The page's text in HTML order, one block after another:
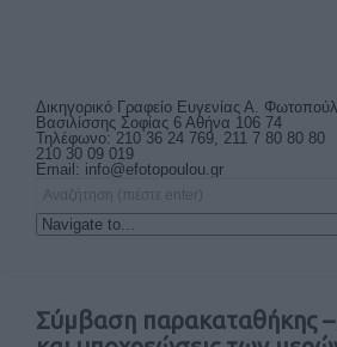
Δικηγορικό Γραφείο Ευγενίας Α.
Βασιλίσσης Σοφίας 6 Αθήνα 106 74
Τηλέφωνο: 210 36 24 769, 211 7 80 80 80
210 30 09 019
Email: info@efotopoulou.gr
Σύμβαση παρακαταθήκης